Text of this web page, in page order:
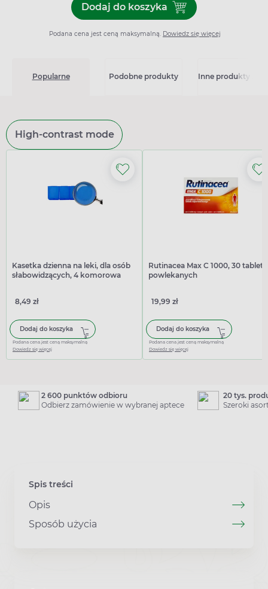
Dodaj do koszykaDodaj do koszyka
Podana cena jest ceną maksymalną. Dowiedz się więcej
Popularne Podobne produkty Inne produkty z
High-contrast mode
Kasetka dzienna na leki, dla osób
słabowidzących, 4 komorowa
8,49 zł
Dodaj do koszyka
Podana cena jest ceną maksymalną
Dowiedz się więcej
Rutinacea Max C 1000, 30
powlekanych
19,99 zł
Dodaj do koszyka
Podana cena jest ceną maksymalną
Dowiedz się więcej
2 600 punktów odbioru
Odbierz zamówienie w wybranej aptece
20 tys.
Szeroki
Spis treści
Opis
Sposób użycia